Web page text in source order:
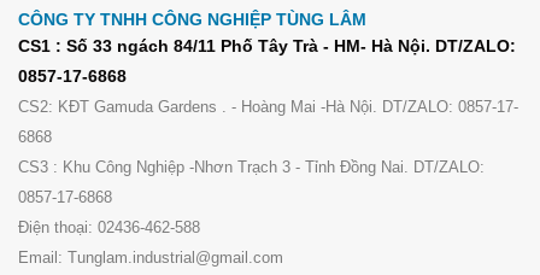
CÔNG TY TNHH CÔNG NGHIỆP TÙNG LÂM
CS1 : Số 33 ngách 84/11 Phố Tây Trà - HM- Hà Nội. DT/ZALO:
0857-17-6868
CS2: KĐT Gamuda Gardens . - Hoàng Mai -Hà Nội. DT/ZALO: 0857-17-
6868
CS3 : Khu Công Nghiệp -Nhơn Trạch 3 - Tỉnh Đồng Nai. DT/ZALO:
0857-17-6868
Điện thoại: 02436-462-588
Email: Tunglam.industrial@gmail.com